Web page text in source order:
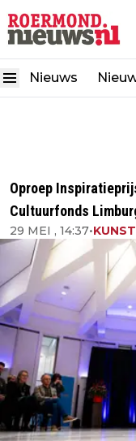
Nieuws
Oproep
Cultuurfonds
29 MEI , 14:37•